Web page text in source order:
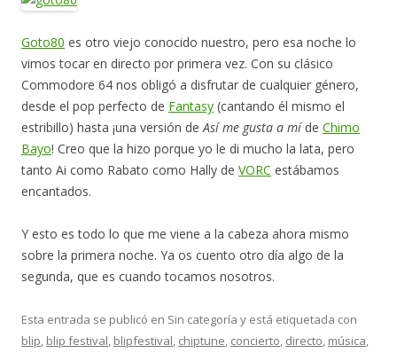
Goto80 es otro viejo conocido nuestro, pero esa noche lo
vimos tocar en directo por primera vez. Con su clásico
Commodore 64 nos obligó a disfrutar de cualquier género,
desde el pop perfecto de Fantasy (cantando él mismo el
estribillo) hasta ¡una versión deAsí me gusta a míde Chimo
Bayo! Creo que la hizo porque yo le di mucho la lata, pero
tanto Ai como Rabato como Hally de VORC estábamos
encantados.
Y esto es todo lo que me viene a la cabeza ahora mismo
sobre la primera noche. Ya os cuento otro día algo de la
segunda, que es cuando tocamos nosotros.
Esta entrada se publicó en Sin categoría y está etiquetada con
blip, blip festival, blipfestival, chiptune, concierto, directo, música,